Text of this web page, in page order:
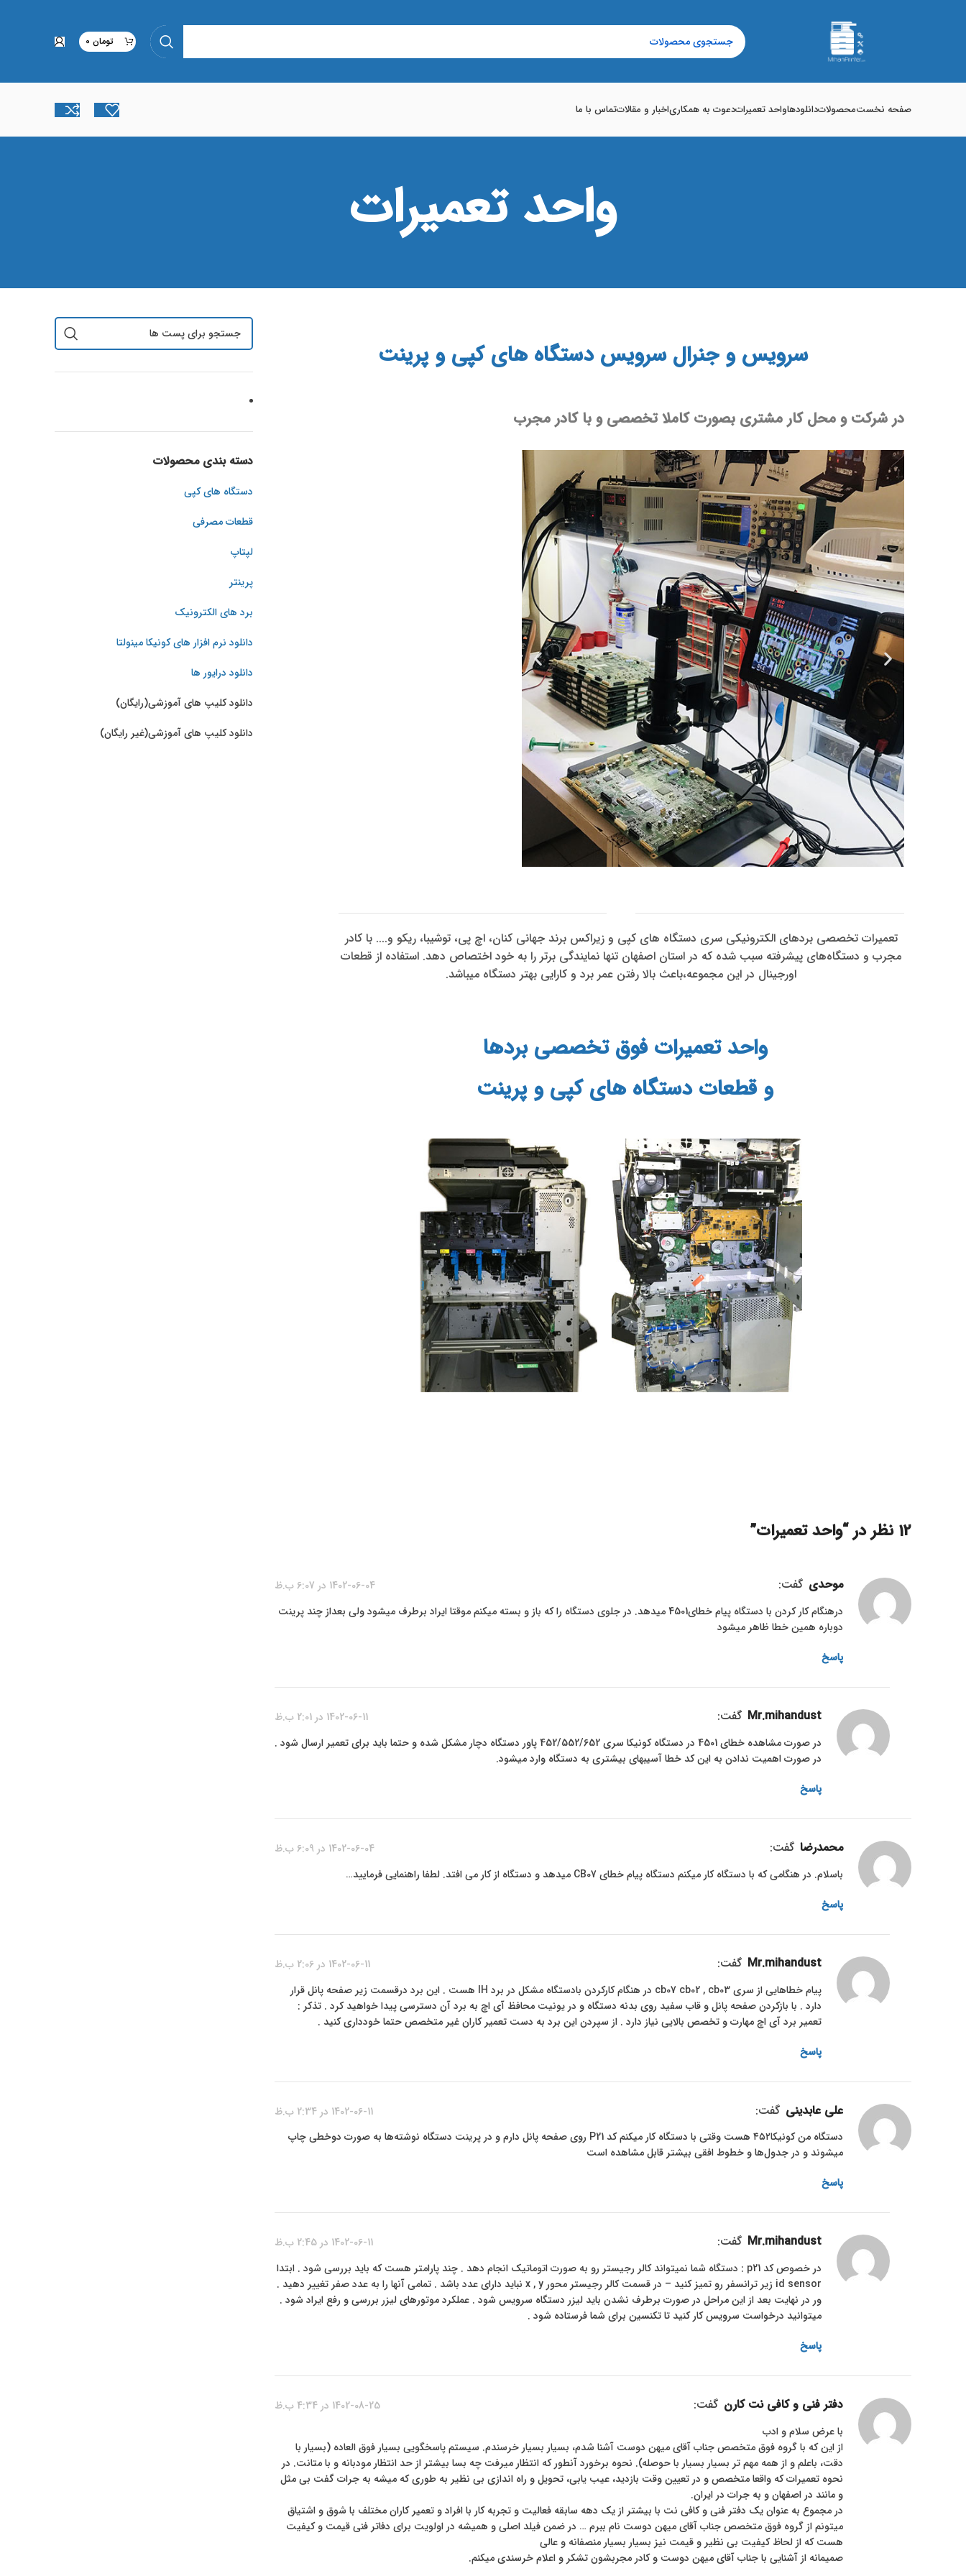
تومان
صفحه نخستمحصولاتدانلودهاواحد تعمیراتدعوت به همکاریاخبار و مقالاتتماس با ما
واحد تعمیرات
سرویس و جنرال سرویس دستگاه های کپی و پرینت​
در شرکت و محل کار مشتری بصورت کاملا تخصصی و با کادر مجرب
تعمیرات تخصصی بردهای الکترونیکی سری دستگاه های کپی و زیراکس برند جهانی کنان، اچ پی، توشیبا، ریکو و.... با کادر
مجرب و دستگاه‌های پیشرفته سبب شده که در استان اصفهان تنها نمایندگی برتر را به خود اختصاص دهد. استفاده از قطعات
اورجینال در این مجموعه،باعث بالا رفتن عمر برد و کارایی بهتر دستگاه میباشد.
واحد تعمیرات فوق تخصصی بردها
و قطعات دستگاه های کپی و پرینت
12 نظر در “ واحد تعمیرات”
موحدی گفت:
1402-06-04 در 6:07 ب.ظ
درهنگام کار کردن با دستگاه پیام خطای4501 میدهد. در جلوی دستگاه را که باز و بسته میکنم موقتا ایراد برطرف میشود ولی بعداز چند پرینت
دوباره همین خطا ظاهر میشود
پاسخ
mr.mihandust گفت:
1402-06-11 در 2:01 ب.ظ
در صورت مشاهده خطای 4501 در دستگاه کونیکا سری 452/552/652 پاور دستگاه دچار مشکل شده و حتما باید برای تعمیر ارسال شود .
در صورت اهمیت ندادن به این کد خطا آسیبهای بیشتری به دستگاه وارد میشود.
پاسخ
محمدرضا گفت:
1402-06-04 در 6:09 ب.ظ
باسلام. در هنگامی که با دستگاه کار میکنم دستگاه پیام خطای CB07 میدهد و دستگاه از کار می افتد. لطفا راهنمایی فرمایید…
پاسخ
mr.mihandust گفت:
1402-06-11 در 2:06 ب.ظ
پیام خطاهایی از سری cb07 cb02 , cb03 در هنگام کارکردن بادستگاه مشکل در برد IH هست . این برد درقسمت زیر صفحه پانل قرار
دارد . با بازکردن صفحه پانل و قاب سفید روی بدنه دستگاه و در یونیت محافظ آی اچ به برد آن دسترسی پیدا خواهید کرد . تذکر :
تعمیر برد آی اچ مهارت و تخصص بالایی نیاز دارد . از سپردن این برد به دست تعمیر کاران غیر متخصص حتما خودداری کنید .
پاسخ
علی عابدینی گفت:
1402-06-11 در 2:34 ب.ظ
دستگاه من کونیکا۴۵۲ هست وقتی با دستگاه کار میکنم کد P21 روی صفحه پانل دارم و در پرینت دستگاه نوشته‌ها به صورت دوخطی چاپ
میشوند و در جدول‌ها و خطوط افقی بیشتر قابل مشاهده است
پاسخ
mr.mihandust گفت:
1402-06-11 در 2:45 ب.ظ
در خصوص کد p21 : دستگاه شما نمیتواند کالر رجیستر رو به صورت اتوماتیک انجام دهد . چند پارامتر هست که باید بررسی شود . ابتدا
id sensor زیر ترانسفر رو تمیز کنید – در قسمت کالر رجیستر محور x , y نباید دارای عدد باشد . تمامی آنها را به عدد صفر تغییر دهید .
ور در نهایت بعد از این مراحل در صورت برطرف نشدن باید لیزر دستگاه سرویس شود . عملکرد موتورهای لیزر بررسی و رفع ایراد شود .
میتوانید درخواست سرویس کار کنید تا تکنسین برای شما فرستاده شود .
پاسخ
دفتر فنی و کافی نت کارن گفت:
1402-08-25 در 4:34 ب.ظ
با عرض سلام و ادب
از این که با گروه فوق متخصص جناب آقای میهن دوست آشنا شدم، بسیار بسیار خرسندم. سیستم پاسخگویی بسیار فوق العاده (بسیار با
دقت، باعلم و از همه مهم تر بسیار بسیار با حوصله). نحوه برخورد آنطور که انتظار میرفت چه بسا بیشتر از حد انتظار مودبانه و با متانت. در
نحوه تعمیرات که واقعا متخصص و در تعیین وقت بازدید، عیب یابی، تحویل و راه اندازی بی نظیر به طوری که میشه به جرات گفت بی مثل
و مانند در اصفهان و به جرات در ایران.
در مجموع به عنوان یک دفتر فنی و کافی نت با بیشتر از یک دهه سابقه فعالیت و تجربه کار با افراد و تعمیر کاران مختلف با شوق و اشتیاق
میتونم از گروه فوق متخصص جناب آقای میهن دوست نام ببرم … در ضمن فیلد اصلی و همیشه در اولویت برای دفاتر فنی قیمت و کیفیت
هست که از لحاظ کیفیت بی نظیر و قیمت نیز بسیار بسیار منصفانه و عالی
صمیمانه از آشنایی با جناب آقای میهن دوست و کادر مجربشون تشکر و اعلام خرسندی میکنم.
دسته بندی محصولات
دستگاه های کپی
قطعات مصرفی
لپتاپ
پرینتر
برد های الکترونیک
دانلود نرم افزار های کونیکا مینولتا
دانلود درایور ها
دانلود کلیپ های آموزشی(رایگان)
دانلود کلیپ های آموزشی(غیر رایگان)